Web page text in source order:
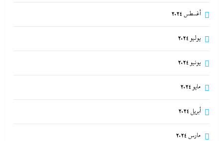
أغسطس 2024
يوليو 2024
يونيو 2024
مايو 2024
أبريل 2024
مارس 2024